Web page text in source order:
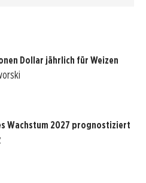
Dollar jährlich für Weizen
Wachstum 2027 prognostiziert